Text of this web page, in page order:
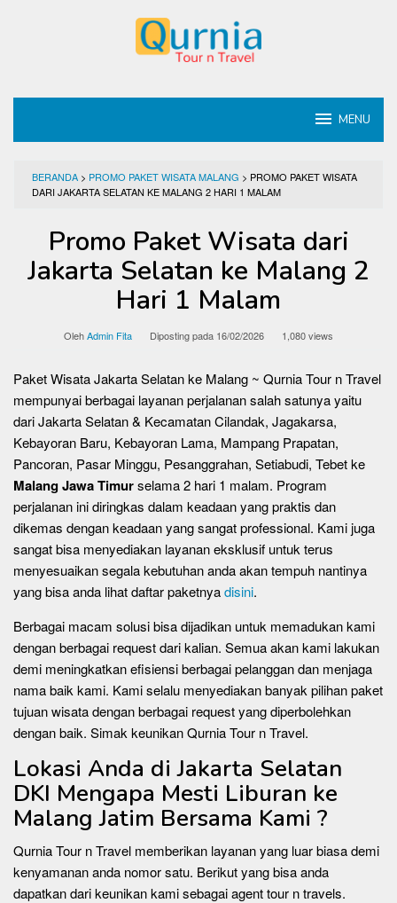
MENU
BERANDA > PROMO PAKET WISATA MALANG > PROMO PAKET WISATA
DARI JAKARTA SELATAN KE MALANG 2 HARI 1 MALAM
Promo Paket Wisata dari
Jakarta Selatan ke Malang 2
Hari 1 Malam
OlehAdmin Fita Diposting pada 16/02/2026 1,080 views
Paket Wisata Jakarta Selatan ke Malang ~ Qurnia Tour n Travel
mempunyai berbagai layanan perjalanan salah satunya yaitu
dari Jakarta Selatan & Kecamatan Cilandak, Jagakarsa,
Kebayoran Baru, Kebayoran Lama, Mampang Prapatan,
Pancoran, Pasar Minggu, Pesanggrahan, Setiabudi, Tebet ke
Malang Jawa Timurselama 2 hari 1 malam. Program
perjalanan ini diringkas dalam keadaan yang praktis dan
dikemas dengan keadaan yang sangat professional. Kami juga
sangat bisa menyediakan layanan eksklusif untuk terus
menyesuaikan segala kebutuhan anda akan tempuh nantinya
yang bisa anda lihat daftar paketnyadisini.
Berbagai macam solusi bisa dijadikan untuk memadukan kami
dengan berbagai request dari kalian. Semua akan kami lakukan
demi meningkatkan efisiensi berbagai pelanggan dan menjaga
nama baik kami. Kami selalu menyediakan banyak pilihan paket
tujuan wisata dengan berbagai request yang diperbolehkan
dengan baik. Simak keunikan Qurnia Tour n Travel.
Lokasi Anda di Jakarta Selatan
DKI Mengapa Mesti Liburan ke
Malang Jatim Bersama Kami ?
Qurnia Tour n Travel memberikan layanan yang luar biasa demi
kenyamanan anda nomor satu. Berikut yang bisa anda
dapatkan dari keunikan kami sebagai agent tour n travels.